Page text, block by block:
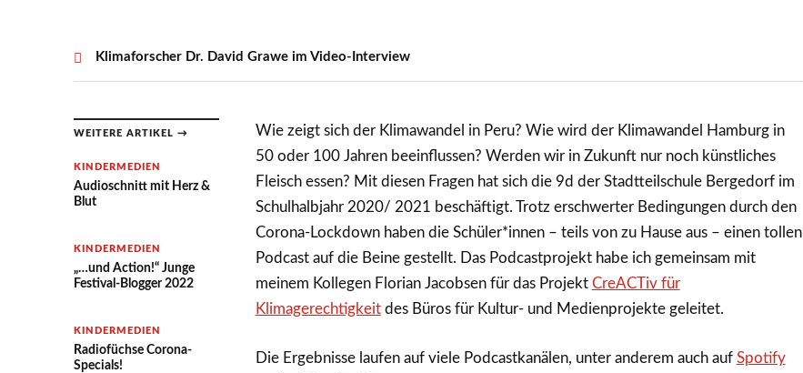
Klimaforscher Dr. David Grawe im Video-Interview
WEITERE ARTIKEL →
KINDERMEDIEN
Audioschnitt mit Herz &
Blut
KINDERMEDIEN
„…und Action!“ Junge
Festival-Blogger 2022
KINDERMEDIEN
Radiofüchse Corona-
Specials!
Wie zeigt sich der Klimawandel in Peru? Wie wird der Klimawandel Hamburg in
50 oder 100 Jahren beeinflussen? Werden wir in Zukunft nur noch künstliches
Fleisch essen? Mit diesen Fragen hat sich die 9d der Stadtteilschule Bergedorf im
Schulhalbjahr 2020/ 2021 beschäftigt. Trotz erschwerter Bedingungen durch den
Corona-Lockdown haben die Schüler*innen – teils von zu Hause aus – einen tollen
Podcast auf die Beine gestellt. Das Podcastprojekt habe ich gemeinsam mit
meinem Kollegen Florian Jacobsen für das Projekt CreACTiv für
Klimagerechtigkeitdes Büros für Kultur- und Medienprojekte geleitet.
Die Ergebnisse laufen auf viele Podcastkanälen, unter anderem auch auf Spotify